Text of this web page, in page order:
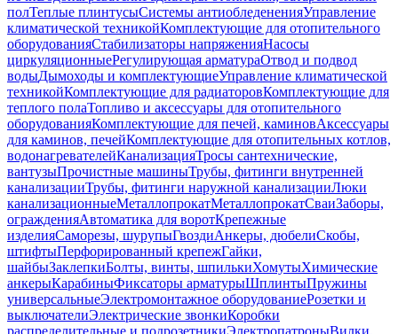
полТеплые плинтусыСистемы антиобледененияУправление
климатической техникойКомплектующие для отопительного
оборудованияСтабилизаторы напряженияНасосы
циркуляционныеРегулирующая арматураОтвод и подвод
водыДымоходы и комплектующиеУправление климатической
техникойКомплектующие для радиаторовКомплектующие для
теплого полаТопливо и аксессуары для отопительного
оборудованияКомплектующие для печей, каминовАксессуары
для каминов, печейКомплектующие для отопительных котлов,
водонагревателейКанализацияТросы сантехнические,
вантузыПрочистные машиныТрубы, фитинги внутренней
канализацииТрубы, фитинги наружной канализацииЛюки
канализационныеМеталлопрокатМеталлопрокатСваиЗаборы,
огражденияАвтоматика для воротКрепежные
изделияСаморезы, шурупыГвоздиАнкеры, дюбелиСкобы,
штифтыПерфорированный крепежГайки,
шайбыЗаклепкиБолты, винты, шпилькиХомутыХимические
анкерыКарабиныФиксаторы арматурыШплинтыПружины
универсальныеЭлектромонтажное оборудованиеРозетки и
выключателиЭлектрические звонкиКоробки
распределительные и подрозетникиЭлектропатроныВилки,